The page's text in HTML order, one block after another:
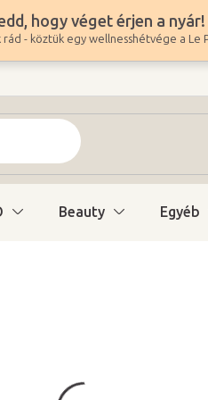
hogy véget érjen a nyár!
- köztük egy wellnesshétvége a Le
Beauty Egyéb